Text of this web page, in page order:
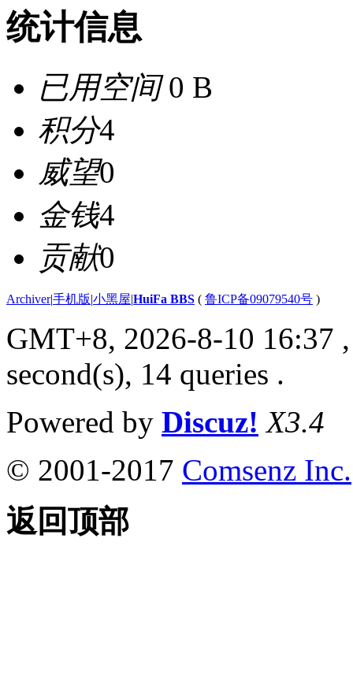
统计信息
已用空间0 B
积分4
威望0
金钱4
贡献0
Archiver|手机版|小黑屋|HuiFa BBS ( 鲁ICP备09079540号 )
GMT+8, 2026-8-10 16:37
second(s), 14 queries .
Powered by Discuz! X3.4
© 2001-2017 Comsenz Inc.
返回顶部